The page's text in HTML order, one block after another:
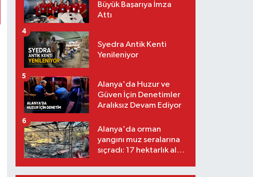
Büyük Başarıya İmza
Attı
Syedra Antik Kenti
Yenileniyor
4
Alanya'da Huzur ve
Güven İçin Denetimler
Aralıksız Devam Ediyor
5
Alanya'da orman
yangını muz seralarına
sıçradı: 17 hektarlık alan
6